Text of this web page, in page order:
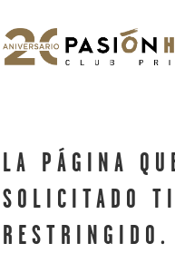
LA PÁGINA
SOLICITADO
RESTRINGIDO.